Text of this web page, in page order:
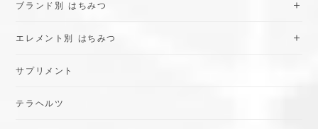
ブランド別 はちみつ
エレメント別 はちみつ
サプリメント
テラヘルツ